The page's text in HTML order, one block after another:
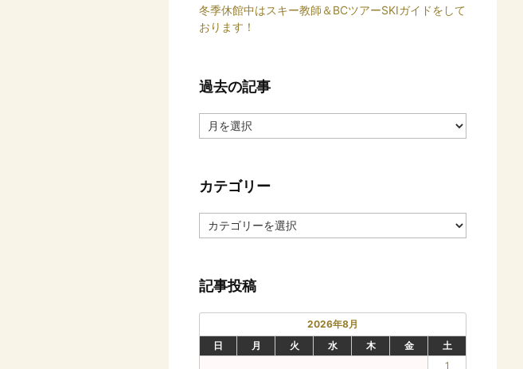
冬季休館中はスキー教師＆BCツアーSKIガイドをして
おります！
過去の記事
去
事
カテゴリー
カ
テ
ー
記事投稿
2026年8月
日
月 火 水 木 金
土
1